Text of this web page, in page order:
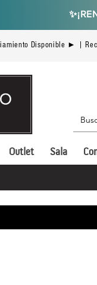
✨
Disponible ► |
Outlet Sala